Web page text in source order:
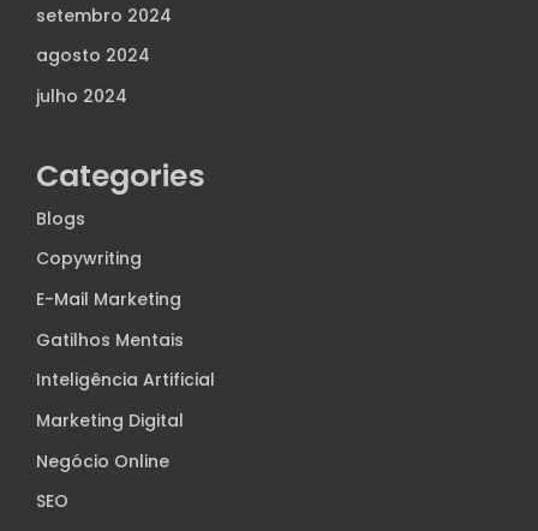
setembro 2024
agosto 2024
julho 2024
Categories
Blogs
Copywriting
E-Mail Marketing
Gatilhos Mentais
Inteligência Artificial
Marketing Digital
Negócio Online
SEO